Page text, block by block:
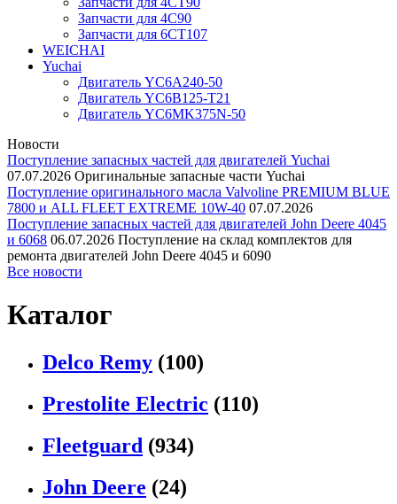
Запчасти для 4С90
Запчасти для 6CT107
WEICHAI
Yuchai
Двигатель YC6A240-50
Двигатель YC6B125-T21
Двигатель YC6MK375N-50
Новости
Поступление запасных частей для двигателей Yuchai
07.07.2026 Оригинальные запасные части Yuchai
Поступление оригинального масла Valvoline PREMIUM BLUE
7800 и ALL FLEET EXTREME 10W-40 07.07.2026
Поступление запасных частей для двигателей John Deere 4045
и 6068 06.07.2026 Поступление на склад комплектов для
ремонта двигателей John Deere 4045 и 6090
Все новости
Каталог
Delco Remy (100)
Prestolite Electric (110)
Fleetguard (934)
John Deere (24)